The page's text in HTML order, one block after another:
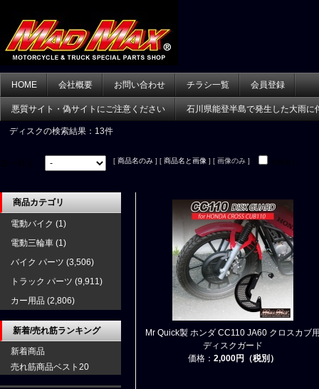
HOME 会社概要 お問い合わせ チラシ一覧 会員登録
悪質サイト・偽サイトにご注意ください 石川県能登半島で発生した大雨に
ディスクの検索結果：13件
[ 商品名のみ ] [ 商品名と画像 ] [ 画像のみ ]
Mr Quick製 ホンダ CC110 JA60 クロスカブ
ディスクガード
価格： 2,000円（税別）
商品カテゴリ
電動バイク (1)
電動三輪車 (1)
バイク パーツ (3,506)
トラック パーツ (9,911)
カー用品 (2,806)
新着/売れ筋ランキング
新着商品
売れ筋商品ベスト20